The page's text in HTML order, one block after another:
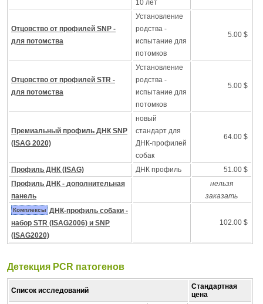
10 лет
Отцовство от профилей SNP -
для потомства
Установление
родства -
испытание для
потомков
5.00 $
Отцовство от профилей STR -
для потомства
Установление
родства -
испытание для
потомков
5.00 $
Премиальный профиль ДНК SNP
(ISAG 2020)
новый
стандарт для
ДНК-профилей
собак
64.00 $
Профиль ДНК (ISAG) ДНК профиль
51.00 $
Профиль ДНК - дополнительная
панель
нельзя
заказать
Комплексы ДНК-профиль собаки -
набор STR (ISAG2006) и SNP
(ISAG2020)
102.00 $
Детекция PCR патогенов
Список исследований
Стандартная
цена